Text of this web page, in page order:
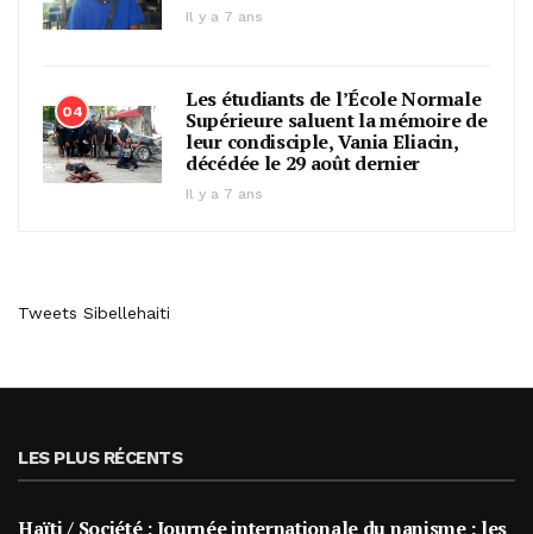
Il y a 7 ans
04
Les étudiants de l’École Normale
Supérieure saluent la mémoire de
leur condisciple, Vania Eliacin,
décédée le 29 août dernier
Il y a 7 ans
Tweets Sibellehaiti
LES PLUS RÉCENTS
Haïti / Société : Journée internationale du nanisme : les